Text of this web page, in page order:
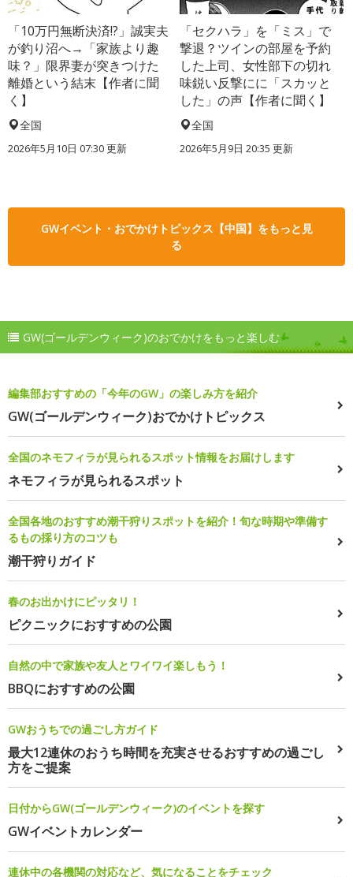
「10万円無断決済!?」誠実夫
が釣り沼へ→「家族より趣
味？」限界妻が突きつけた
離婚という結末【作者に聞
く】
全国
2026年5月10日 07:30 更新
「セクハラ」を「ミス」で
撃退？ツインの部屋を予約
した上司、女性部下の切れ
味鋭い反撃にに「スカッと
した」の声【作者に聞く】
全国
2026年5月9日 20:35 更新
GWイベント・おでかけトピックス【中国】をもっと見
る
GW(ゴールデンウィーク)のおでかけをもっと楽しむ
編集部おすすめの「今年のGW」の楽しみ方を紹介
GW(ゴールデンウィーク)おでかけトピックス
全国のネモフィラが見られるスポット情報をお届けします
ネモフィラが見られるスポット
全国各地のおすすめ潮干狩りスポットを紹介！旬な時期や準備す
るもの採り方のコツも
潮干狩りガイド
春のお出かけにピッタリ！
ピクニックにおすすめの公園
自然の中で家族や友人とワイワイ楽しもう！
BBQにおすすめの公園
GWおうちでの過ごし方ガイド
最大12連休のおうち時間を充実させるおすすめの過ごし
方をご提案
日付からGW(ゴールデンウィーク)のイベントを探す
GWイベントカレンダー
連休中の各機関の対応など、気になることをチェック